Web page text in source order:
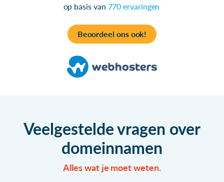
op basis van 770 ervaringen
Beoordeel ons ook!
Veelgestelde vragen over
domeinnamen
Alles wat je moet weten.